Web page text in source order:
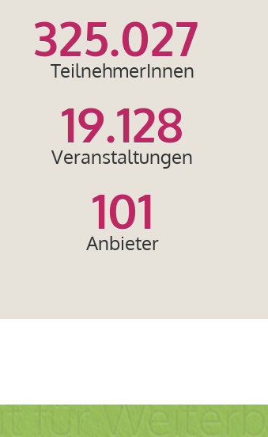
325.027
TeilnehmerInnen
19.128
Veranstaltungen
101
Anbieter